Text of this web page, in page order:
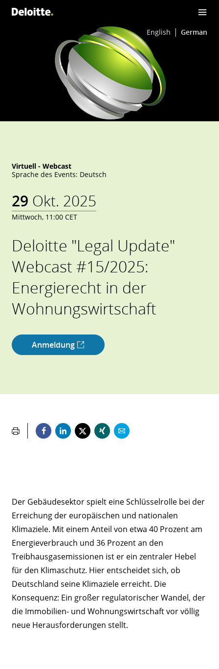
English German
n der Wohnungswirtschaft
Virtuell - Webcast
Sprache des Events: Deutsch
29 Okt. 2025
Mittwoch, 11:00 CET
Deloitte "Legal Update"
Webcast #15/2025:
Energierecht in der
Wohnungswirtschaft
Anmeldung
Der Gebäudesektor spielt eine Schlüsselrolle bei der
Erreichung der europäischen und nationalen
Klimaziele. Mit einem Anteil von etwa 40 Prozent am
Energieverbrauch und 36 Prozent an den
Treibhausgasemissionen ist er ein zentraler Hebel
für den Klimaschutz. Hier entscheidet sich, ob
Deutschland seine Klimaziele erreicht. Die
Konsequenz: Ein großer regulatorischer Wandel, der
die Immobilien- und Wohnungswirtschaft vor völlig
neue Herausforderungen stellt.